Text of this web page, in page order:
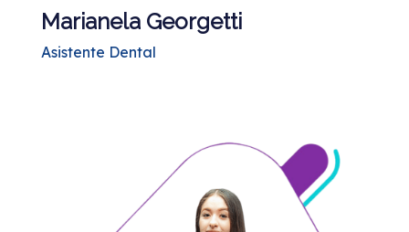
Marianela Georgetti
Asistente Dental